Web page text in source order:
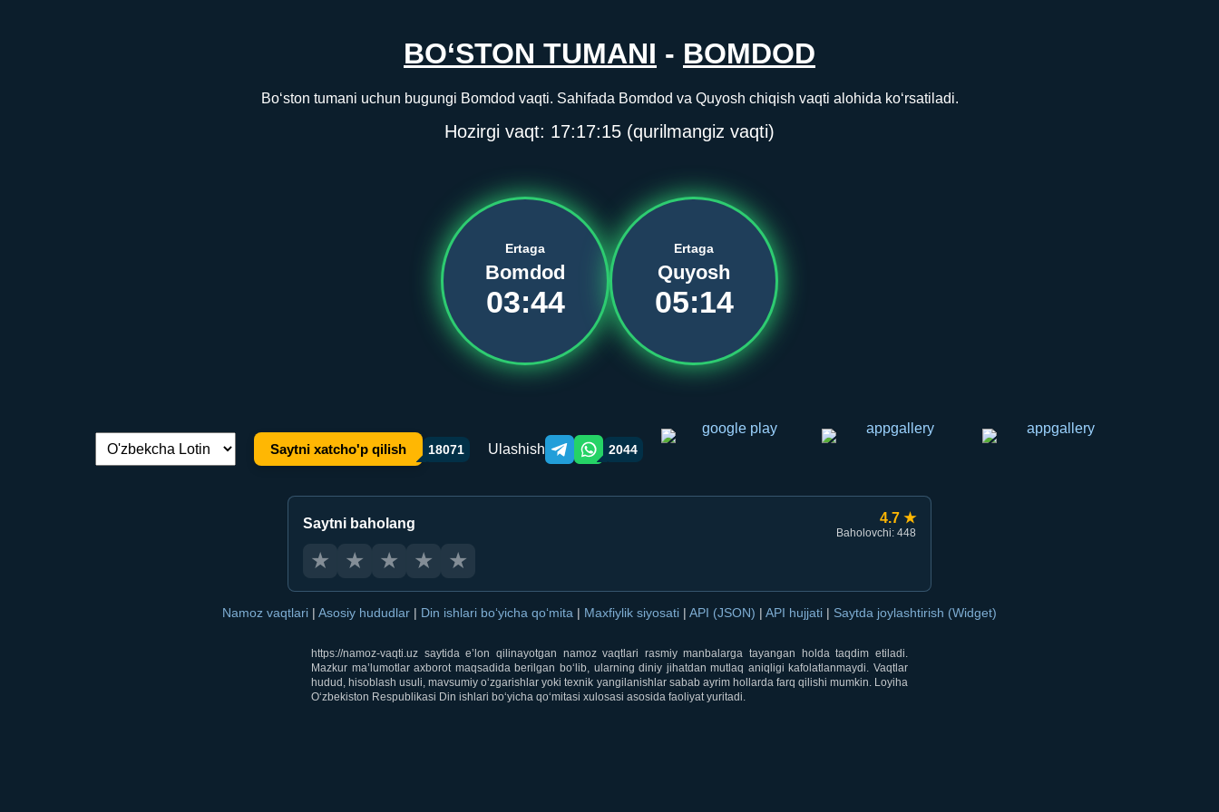
BO‘STON TUMANI - BOMDOD
Bo‘ston tumani uchun bugungi Bomdod vaqti. Sahifada Bomdod va Quyosh chiqish vaqti alohida ko‘rsatiladi.
Hozirgi vaqt: 17:17:15 (qurilmangiz vaqti)
Ertaga
Bomdod
03:44
Ertaga
Quyosh
05:14
Tilni almashtirish: Saytni xatcho'p qilish 18071 Ulashish Telegram orqali ulashish
WhatsApp orqali ulashish
2044
Saytni baholang 4.7 ★
Baholovchi: 448
★ ★ ★ ★ ★
Namoz vaqtlari | Asosiy hududlar | Din ishlari bo‘yicha qo‘mita | Maxfiylik siyosati | API (JSON) | API hujjati | Saytda joylashtirish (Widget)
https://namoz-vaqti.uz saytida e’lon qilinayotgan namoz vaqtlari rasmiy manbalarga tayangan holda taqdim etiladi.
Mazkur ma’lumotlar axborot maqsadida berilgan bo‘lib, ularning diniy jihatdan mutlaq aniqligi kafolatlanmaydi. Vaqtlar
hudud, hisoblash usuli, mavsumiy o‘zgarishlar yoki texnik yangilanishlar sabab ayrim hollarda farq qilishi mumkin. Loyiha
O‘zbekiston Respublikasi Din ishlari bo‘yicha qo‘mitasi xulosasi asosida faoliyat yuritadi.